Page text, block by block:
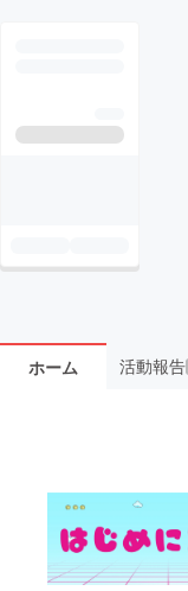
ホーム 活動報告